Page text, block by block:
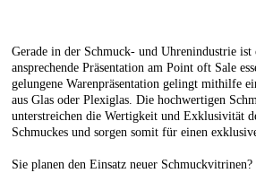
Gerade in der Schmuck- und Uhrenindustrie ist
ansprechende Präsentation am Point oft Sale
gelungene Warenpräsentation gelingt mithilfe
aus Glas oder Plexiglas. Die hochwertigen
unterstreichen die Wertigkeit und Exklusivität
Schmuckes und sorgen somit für einen
Sie planen den Einsatz neuer Schmuckvitrinen?